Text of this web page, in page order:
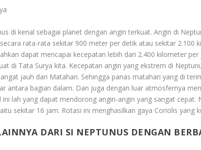
di kenal sebagai planet dengan angin terkuat. Angin di
rata-rata sekitar 900 meter per detik atau sekitar 2.100
dapat mencapai kecepatan lebih dari 2.400 kilometer
di Tata Surya kita. Kecepatan angin yang ekstrem di
jauh dari Matahari. Sehingga panas matahari yang di
antara bagian dalam. Dan juga dengan luar atmosfernya
ini lah yang dapat mendorong angin-angin yang sangat cepat.
sekitar 16 jam. Rotasi ini menghasilkan gaya Coriolis yang
DARI SI NEPTUNUS DENGAN